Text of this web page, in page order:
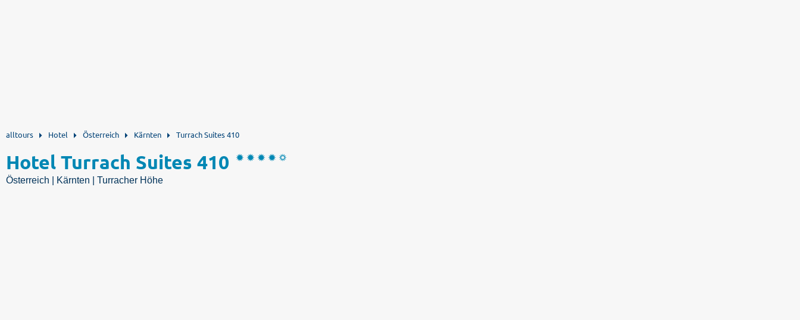
alltours Hotel Österreich Kärnten Turrach Suites 410
Hotel Turrach Suites 410
Österreich | Kärnten | Turracher Höhe